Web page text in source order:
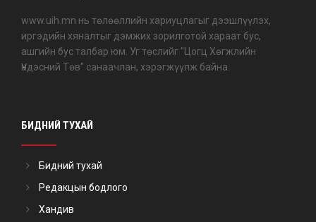
www.uih.mn нь төлөөллийн хариуцлагыг дээшлүүлэх,
иргэдийн хяналтыг дэмжих зорилготой хараат бус,
ашгийн бус талбар юм. Уг төслийг "Цогц Хөгжлийн
Үндэсний Төв" санаачлан, хэрэгжүүлж байна.
БИДНИЙ ТУХАЙ
Бидний тухай
Редакцын бодлого
Хандив